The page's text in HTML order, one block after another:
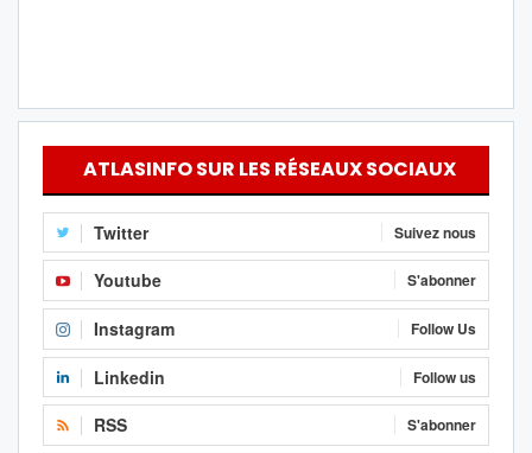
ATLASINFO SUR LES RÉSEAUX SOCIAUX
Twitter Suivez nous
Youtube S'abonner
Instagram Follow Us
Linkedin Follow us
RSS S'abonner